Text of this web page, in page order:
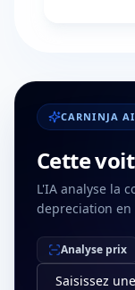
CARNINJA AI
Cette
L'IA analyse la
depreciation en
Analyse prix
Saisissez